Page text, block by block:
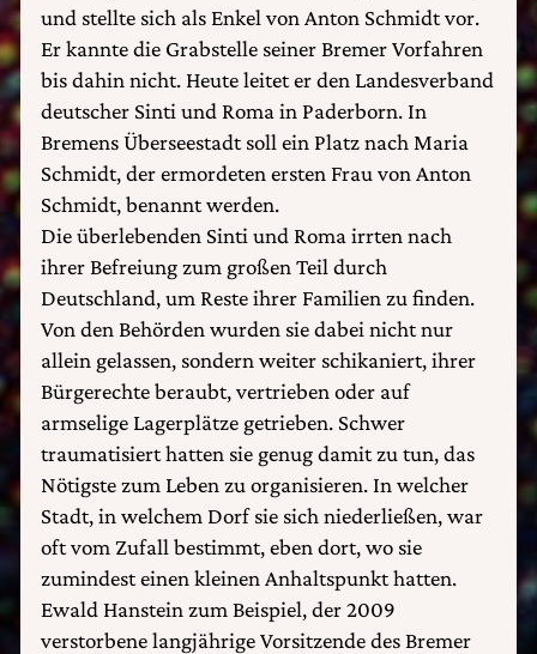
und stellte sich als Enkel von Anton Schmidt vor.
Er kannte die Grabstelle seiner Bremer Vorfahren
bis dahin nicht. Heute leitet er den Landesverband
deutscher Sinti und Roma in Paderborn. In
Bremens Überseestadt soll ein Platz nach Maria
Schmidt, der ermordeten ersten Frau von Anton
Schmidt, benannt werden.
Die überlebenden Sinti und Roma irrten nach
ihrer Befreiung zum großen Teil durch
Deutschland, um Reste ihrer Familien zu finden.
Von den Behörden wurden sie dabei nicht nur
allein gelassen, sondern weiter schikaniert, ihrer
Bürgerechte beraubt, vertrieben oder auf
armselige Lagerplätze getrieben. Schwer
traumatisiert hatten sie genug damit zu tun, das
Nötigste zum Leben zu organisieren. In welcher
Stadt, in welchem Dorf sie sich niederließen, war
oft vom Zufall bestimmt, eben dort, wo sie
zumindest einen kleinen Anhaltspunkt hatten.
Ewald Hanstein zum Beispiel, der 2009
verstorbene langjährige Vorsitzende des Bremer